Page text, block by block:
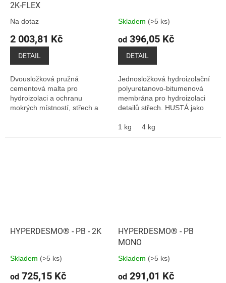
2K-FLEX
Na dotaz
2 003,81 Kč
DETAIL
Dvousložková pružná
cementová malta pro
hydroizolaci a ochranu
mokrých místností, střech a
Skladem (>5 ks)
od 396,05 Kč
DETAIL
Jednosložková hydroizolační
polyuretanovo-bitumenová
membrána pro hydroizolaci
detailů střech. HUSTÁ jako
základů, sklepů.
1 kg 4 kg
HYPERDESMO® - PB - 2K
Skladem (>5 ks)
od 725,15 Kč
HYPERDESMO® - PB
MONO
Skladem (>5 ks)
od 291,01 Kč